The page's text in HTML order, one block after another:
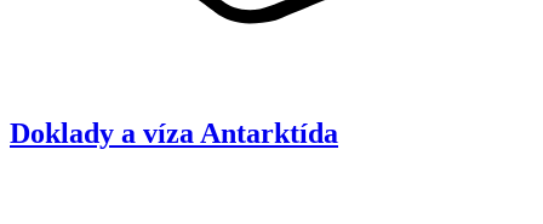
Doklady a vízaAntarktída